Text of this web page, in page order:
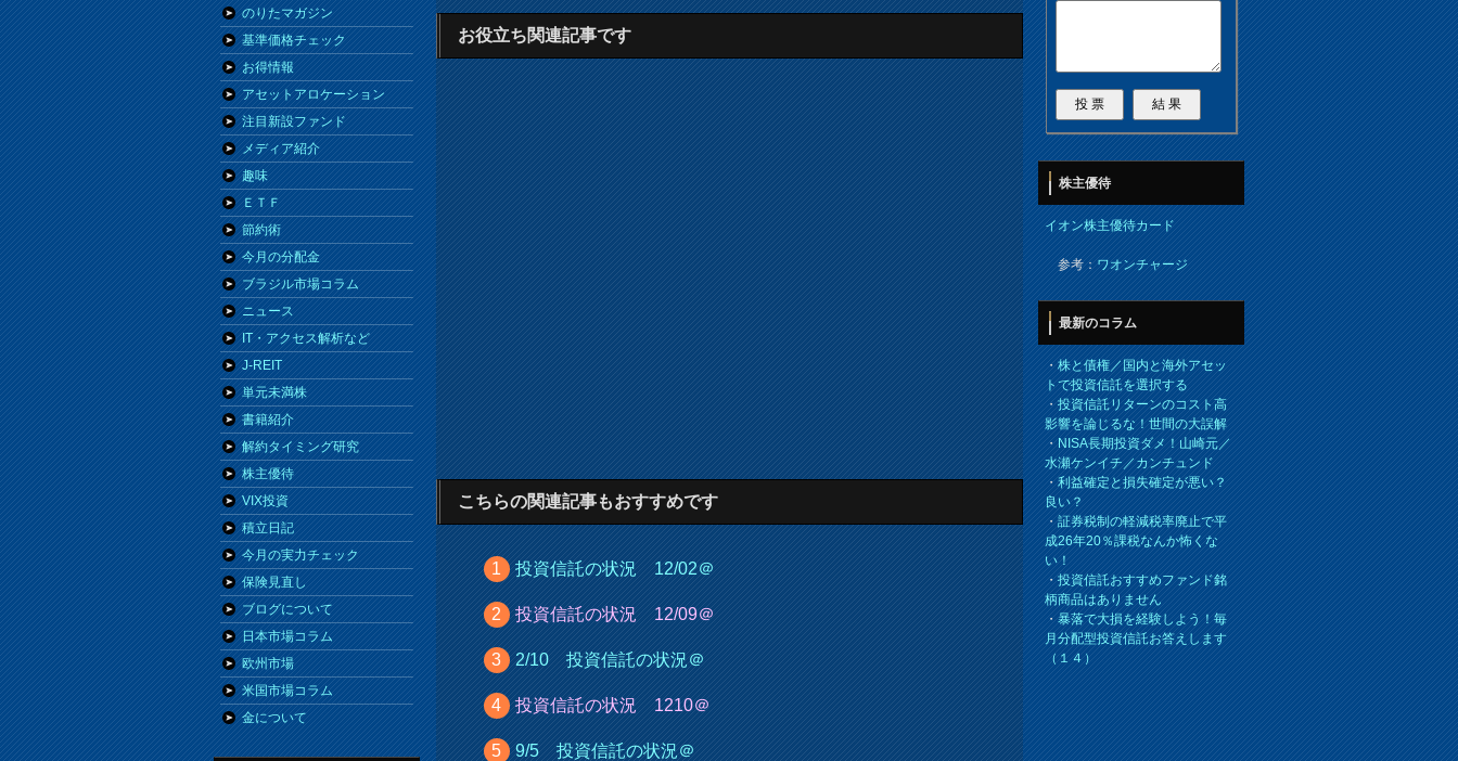
お役立ち関連記事です
こちらの関連記事もおすすめです
投資信託の状況 12/02＠
投資信託の状況 12/09＠
2/10 投資信託の状況＠
投資信託の状況 1210＠
9/5 投資信託の状況＠
のりたマガジン
基準価格チェック
お得情報
アセットアロケーション
注目新設ファンド
メディア紹介
趣味
ＥＴＦ
節約術
今月の分配金
ブラジル市場コラム
ニュース
IT・アクセス解析など
J-REIT
単元未満株
書籍紹介
解約タイミング研究
株主優待
VIX投資
積立日記
今月の実力チェック
保険見直し
ブログについて
日本市場コラム
欧州市場
米国市場コラム
金について
株主優待
イオン株主優待カード
参考：ワオンチャージ
最新のコラム
・株と債権／国内と海外アセッ
トで投資信託を選択する
・投資信託リターンのコスト高
影響を論じるな！世間の大誤解
・NISA長期投資ダメ！山崎元／
水瀬ケンイチ／カンチュンド
・利益確定と損失確定が悪い？
良い？
・証券税制の軽減税率廃止で平
成26年20％課税なんか怖くな
い！
・投資信託おすすめファンド銘
柄商品はありません
・暴落で大損を経験しよう！毎
月分配型投資信託お答えします
（１４）